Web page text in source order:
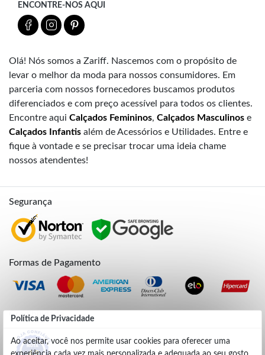
Política de Privacidade
Ao aceitar, você nos permite usar cookies para oferecer uma
ENCONTRE-NOS AQUI
Olá! Nós somos a Zariff. Nascemos com o propósito de
levar o melhor da moda para nossos consumidores. Em
parceria com nossos fornecedores buscamos produtos
diferenciados e com preço acessível para todos os clientes.
Encontre aqui Calçados Femininos, Calçados Masculinos e
Calçados Infantis além de Acessórios e Utilidades. Entre e
fique à vontade e se precisar trocar uma ideia chame
nossos atendentes!
Segurança
Formas de Pagamento
Credibilidade